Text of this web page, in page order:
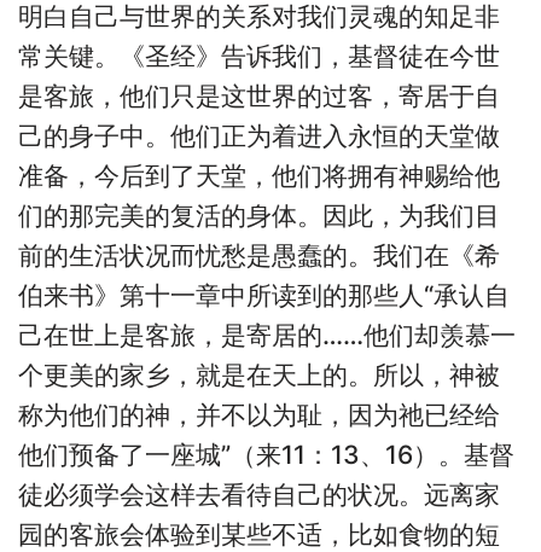
明白自己与世界的关系对我们灵魂的知足非
常关键。《圣经》告诉我们，基督徒在今世
是客旅，他们只是这世界的过客，寄居于自
己的身子中。他们正为着进入永恒的天堂做
准备，今后到了天堂，他们将拥有神赐给他
们的那完美的复活的身体。因此，为我们目
前的生活状况而忧愁是愚蠢的。我们在《希
伯来书》第十一章中所读到的那些人“承认自
己在世上是客旅，是寄居的……他们却羡慕一
个更美的家乡，就是在天上的。所以，神被
称为他们的神，并不以为耻，因为祂已经给
他们预备了一座城”（来11：13、16）。基督
徒必须学会这样去看待自己的状况。远离家
园的客旅会体验到某些不适，比如食物的短